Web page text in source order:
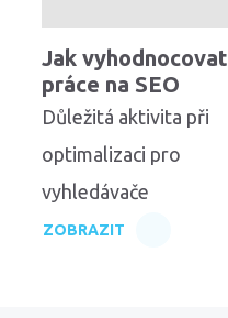
Jak vyhodnocovat
práce na SEO
Důležitá aktivita při
optimalizaci pro
vyhledávače
ZOBRAZIT